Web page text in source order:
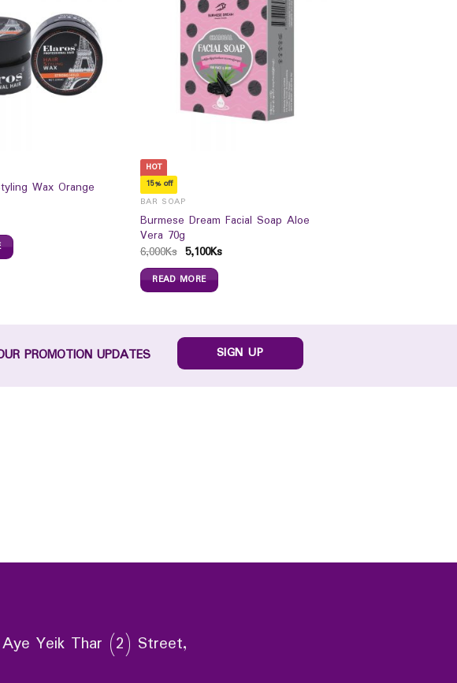
Wax Orange
HOT
15% off
BAR SOAP
Burmese Dream Facial Soap Aloe
Vera 70g
6,000Ks 5,100Ks
READ MORE
PROMOTION UPDATES SIGN UP
Aye Yeik Thar (2) Street,